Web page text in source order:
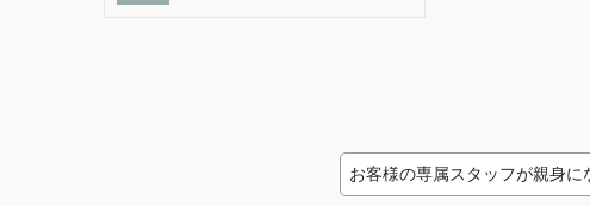
お客様の専属スタッフが親身に